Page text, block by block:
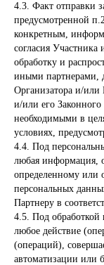
4.3. Факт отправки
предусмотренной
конкретным,
согласия Участника
обработку и
иными партнерами,
Организатора и/или
и/или его
необходимыми в
условиях,
4.4. Под
любая информация,
определенному или
персональных
Партнеру в
4.5. Под обработкой
любое действие
(операций),
автоматизации или
® 2017-2026. Редакция
Все права на любые
Любое использование
согласия